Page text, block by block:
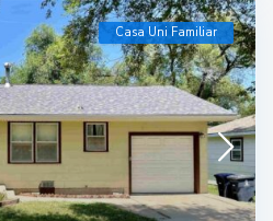
Casa Uni Familiar